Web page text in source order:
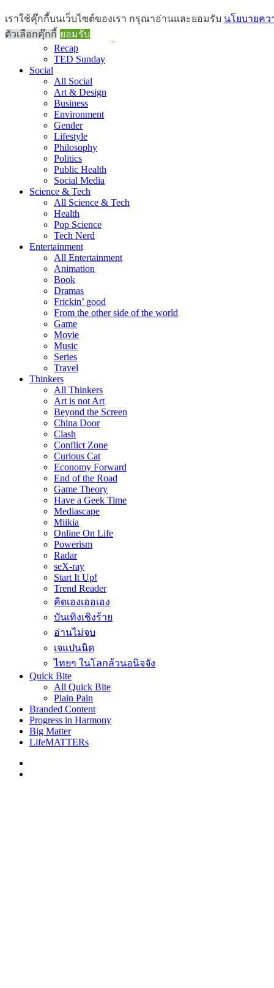
Brief
All Brief
Goods Morning
Recap
TED Sunday
Social
All Social
Art & Design
Business
Environment
Gender
Lifestyle
Philosophy
Politics
Public Health
Social Media
Science & Tech
All Science & Tech
Health
Pop Science
Tech Nerd
Entertainment
All Entertainment
Animation
Book
Dramas
Frickin’ good
From the other side of the world
Game
Movie
Music
Series
Travel
Thinkers
All Thinkers
Art is not Art
Beyond the Screen
China Door
Clash
Conflict Zone
Curious Cat
Economy Forward
End of the Road
Game Theory
Have a Geek Time
Mediascape
Miikia
Online On Life
Powerism
Radar
seX-ray
Start It Up!
Trend Reader
คิดเองเออเอง
บันเทิงเชิงร้าย
อ่านไม่จบ
เจแปนนิด
ไทยๆ ในโลกล้วนอนิจจัง
Quick Bite
All Quick Bite
Plain Pain
Branded Content
Progress in Harmony
Big Matter
LifeMATTERs
เราใช้คุ๊กกี้บนเว็บไซต์ของเรา กรุณาอ่านและยอมรับ นโยบายคว
ตัวเลือกคุ๊กกี้ ยอมรับ